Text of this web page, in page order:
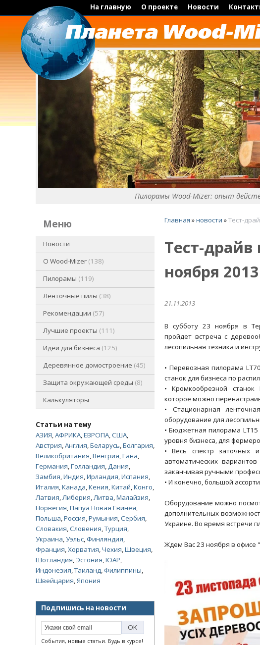
На главную О проекте Новости
Пилорамы Wood-Mizer: опыт
меню
Новости
O Wood-Mizer 138
Пилорамы 119
Ленточные пилы 38
Рекомендации 57
Лучшие проекты 111
Идеи для бизнеса 125
Деревянное домостроение 45
Защита окружающей среды 8
Калькуляторы
Статьи на тему
АЗИЯ,АФРИКА,ЕВРОПА,США,
Австрия,Англия,Беларусь,Болгария,
Великобритания,Венгрия,Гана,
Германия,Голландия,Дания,
Замбия,Индия,Ирландия,Испания,
Италия,Канада,Кения,Китай,Конго,
Латвия,Либерия,Литва,Малайзия,
Норвегия,Папуа Новая Гвинея,
Польша,Россия,Румыния,Сербия,
Словакия,Словения,Турция,
Украина,Уэльс,Финляндия,
Франция,Хорватия,Чехия,Швеция,
Шотландия, Эстония,ЮАР,
Индонезия,Таиланд,Филиппины,
Швейцария,Япония
Подпишись на новости
События, новые статьи. Будь в курсе!
Главная »новости »Тест-
Тест-драйв
ноября 2013
21.11.2013
В субботу 23 ноября в
пройдет встреча с
лесопильная техника и
• Перевозная пилорама
станок для бизнеса по
• Кромкообрезной станок
которое можно
• Стационарная
оборудование для
• Бюджетная пилорама LT15
уровня бизнеса, для
• Весь спектр заточных
автоматических
заканчивая ручными
• И конечно, большой
Оборудование можно
дополнительных
Украине. Во время встречи
Ждем Вас 23 ноября в офисе